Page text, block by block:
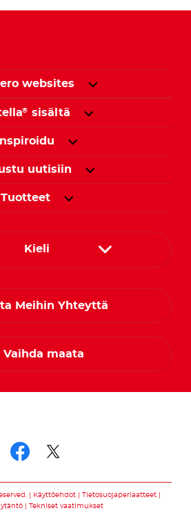
websites
® sisältä
Inspiroidu
uutisiin
Tuotteet
Kieli
Norwegian
Meihin Yhteyttä
Vaihda maata
Käyttöehdot
Tietosuojaperiaatteet
Tekniset vaatimukset